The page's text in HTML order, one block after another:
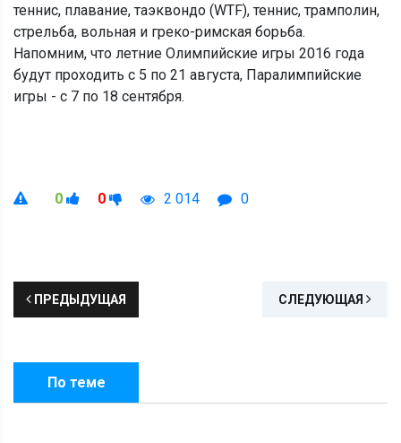
теннис, плавание, таэквондо (WTF), теннис, трамполин,
стрельба, вольная и греко-римская борьба.
Напомним, что летние Олимпийские игры 2016 года
будут проходить с 5 по 21 августа, Паралимпийские
игры - с 7 по 18 сентября.
0 0 2 014 0
ПРЕДЫДУЩАЯ СЛЕДУЮЩАЯ
По теме